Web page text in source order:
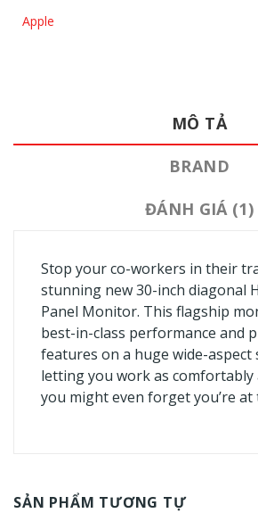
Apple
MÔ TẢ
BRAND
ĐÁNH GIÁ (1)
Stop your co-workers in their
stunning new 30-inch diagonal
Panel Monitor. This flagship
best-in-class performance and
features on a huge wide-aspect
letting you work as comfortably
you might even forget you’re at
SẢN PHẨM TƯƠNG TỰ